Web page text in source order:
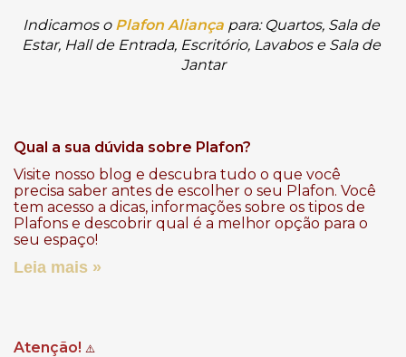
Indicamos o Plafon Aliança para: Quartos, Sala de
Estar, Hall de Entrada, Escritório, Lavabos e Sala de
Jantar
Qual a sua dúvida sobre Plafon?
Visite nosso blog e descubra tudo o que você
precisa saber antes de escolher o seu Plafon. Você
tem acesso a dicas, informações sobre os tipos de
Plafons e descobrir qual é a melhor opção para o
seu espaço!
Leia mais »
Atenção! ⚠️